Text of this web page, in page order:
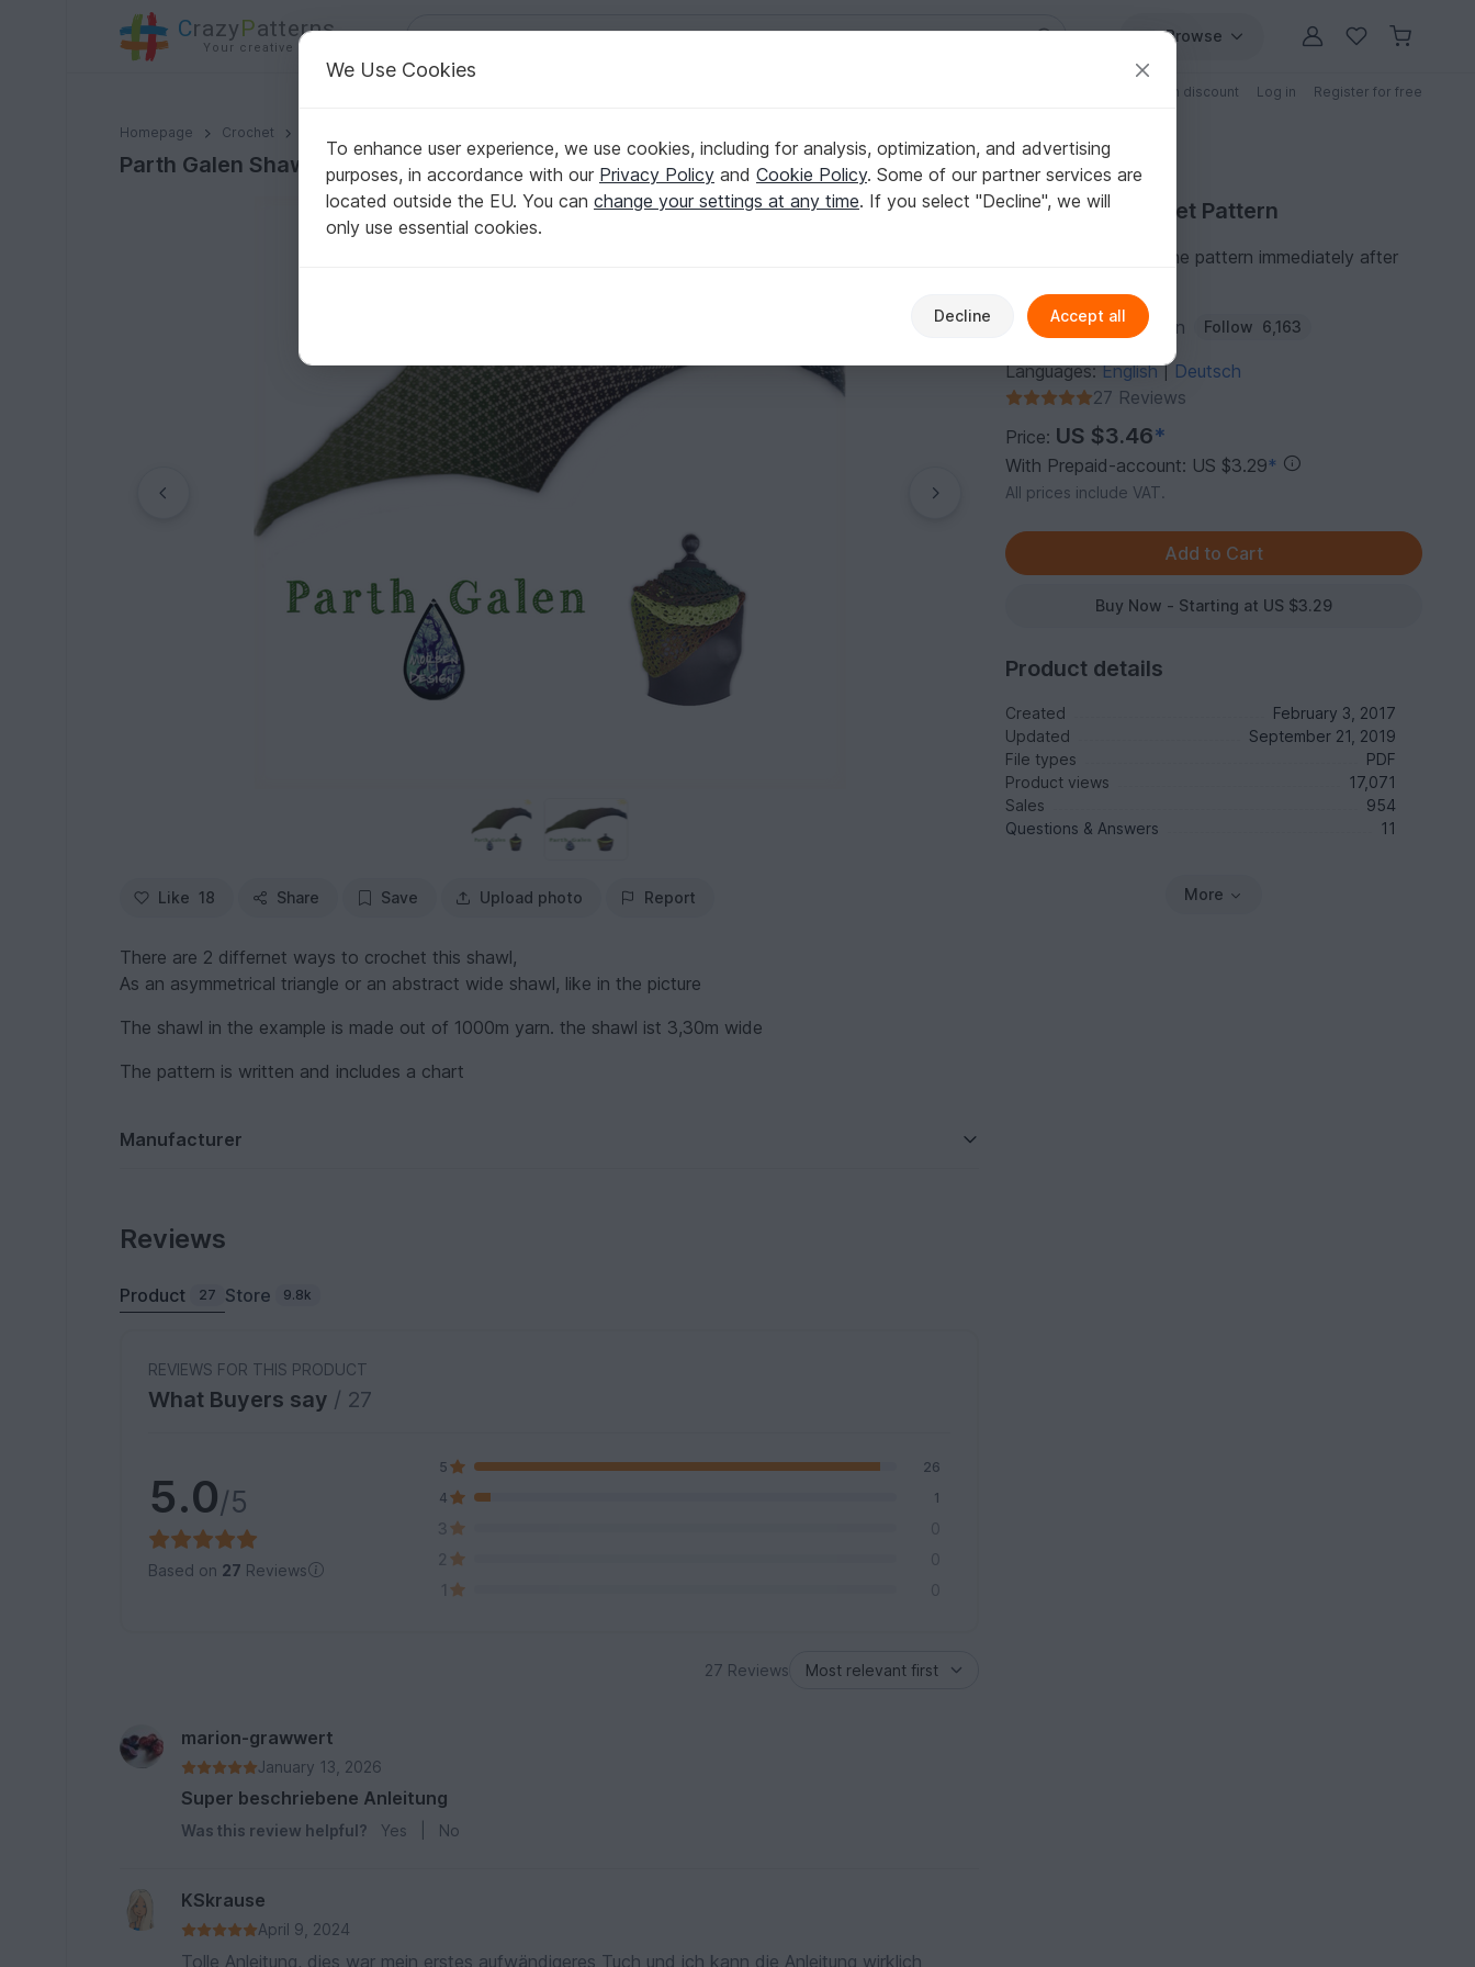
CrazyPatterns
Your creative ideas
Browse
Patterns with discount Log in Register for free
Homepage Crochet
Parth Galen Shawl
Parth Galen Shawl
Like 18 Share Save Upload photo Report
There are 2 differnet ways to crochet this shawl,
As an asymmetrical triangle or an abstract wide shawl, like in the picture
The shawl in the example is made out of 1000m yarn. the shawl ist 3,30m wide
The pattern is written and includes a chart
Manufacturer
Purchase Crochet Pattern
You can download the pattern immediately after
Author: MorbenDesign Follow 6,163
Languages:English| Deutsch
27 Reviews
Price: US $3.46*
With Prepaid-account: US $3.29*
All prices include VAT.
Buy Now - Starting at US $3.29
Product details
Created
February 3, 2017
Updated
September 21, 2019
File types
PDF
Product views
17,071
Sales
954
Questions & Answers
11
More
Reviews
Product 27 Store 9.8k
REVIEWS FOR THIS PRODUCT
What Buyers say / 27
5.0/5
Based on 27 Reviews
5
26
4
1
3
0
2
0
1
0
27 Reviews
marion-grawwert
January 13, 2026
Super beschriebene Anleitung
Was this review helpful? Yes No
KSkrause
April 9, 2024
Tolle Anleitung, dies war mein erstes aufwändigeres Tuch und ich kann die Anleitung wirklich
We Use Cookies
To enhance user experience, we use cookies, including for analysis, optimization, and advertising
purposes, in accordance with our Privacy Policy and Cookie Policy. Some of our partner services are
located outside the EU. You can change your settings at any time. If you select "Decline", we will
only use essential cookies.
Decline Accept all